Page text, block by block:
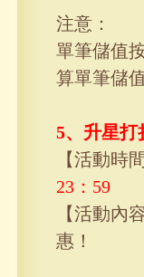
注意：
單筆儲值
算單筆儲
5、 升星打
【活動時
23 ： 59
【活動內
惠！